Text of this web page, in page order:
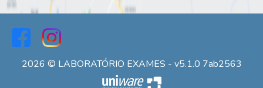
2026 © LABORATÓRIO EXAMES - v5.1.0 7ab2563